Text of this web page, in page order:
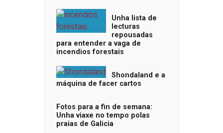
Unha lista de
lecturas
repousadas
para entender a vaga de
incendios forestais
Shondaland e a
máquina de facer cartos
Fotos para a fin de semana:
Unha viaxe no tempo polas
praias de Galicia